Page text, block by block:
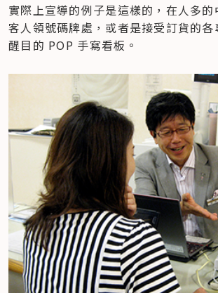
實際上宣導的例子是這樣的，在人多的
客人領號碼牌處，或者是接受訂貨的各
醒目的 POP 手寫看板。